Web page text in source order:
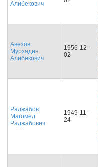
Алибекович
Авезов
Мурзадин
Алибекович
1956-12-
02
Раджабов
Магомед
Раджабович
1949-11-
24